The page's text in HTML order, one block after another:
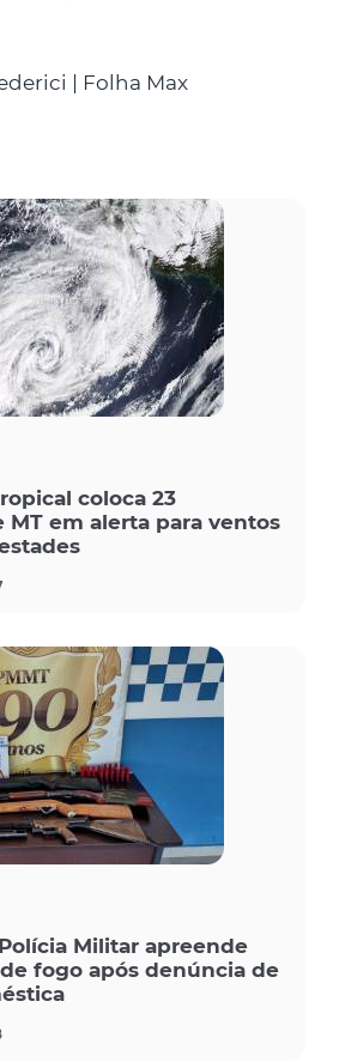
| Folha Max
coloca 23
em alerta para ventos
Militar apreende
fogo após denúncia de